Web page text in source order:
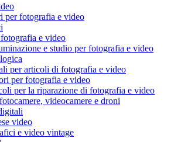
per fotografia e video
e video
e studio per fotografia e video
per articoli di fotografia e video
per fotografia e video
per la riparazione di fotografia e video
videocamere e droni
video
e video vintage